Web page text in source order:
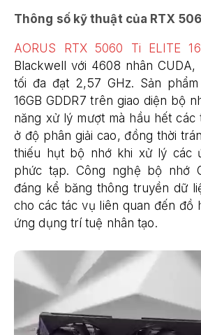
Thông số kỹ thuật của RTX
AORUS RTX 5060 Ti ELITE
Blackwell với 4608 nhân
tối đa đạt 2,57 GHz. Sản
16GB GDDR7 trên giao diện bộ
năng xử lý mượt mà hầu hết các
ở độ phân giải cao, đồng thời
thiếu hụt bộ nhớ khi xử lý các
phức tạp. Công nghệ bộ nhớ
đáng kể băng thông truyền dữ
cho các tác vụ liên quan đến đồ
ứng dụng trí tuệ nhân tạo.